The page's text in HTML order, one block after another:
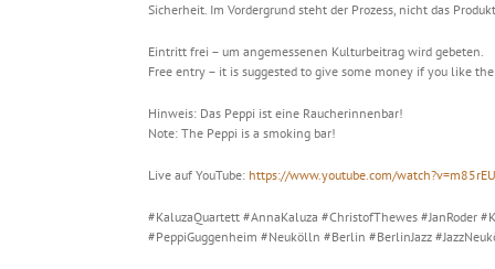
Sicherheit. Im Vordergrund steht der Prozess, nicht das
Eintritt frei – um angemessenen Kulturbeitrag wird gebeten.
Free entry – it is suggested to give some money if you like
Hinweis: Das Peppi ist eine Raucherinnenbar!
Note: The Peppi is a smoking bar!
Live auf YouTube: https://www.youtube.com/
#KaluzaQuartett #AnnaKaluza #ChristofThewes #JanRoder
#PeppiGuggenheim #Neukölln #Berlin #BerlinJazz